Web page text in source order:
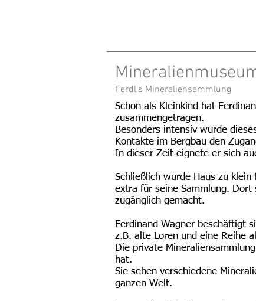
Ferdl's Mineraliensammlung
Schon als Kleinkind hat
zusammengetragen.
Besonders intensiv wurde
Kontakte im Bergbau den
In dieser Zeit eignete er sich
Schließlich wurde Haus zu
extra für seine Sammlung.
zugänglich gemacht.
Ferdinand Wagner beschäftigt
z.B. alte Loren und eine Reihe
Die private
hat.
Sie sehen verschiedene
ganzen Welt.